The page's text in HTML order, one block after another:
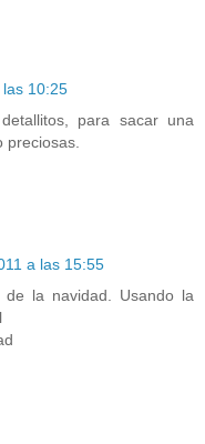
10:25
para sacar una
preciosas.
a las 15:55
la navidad. Usando la